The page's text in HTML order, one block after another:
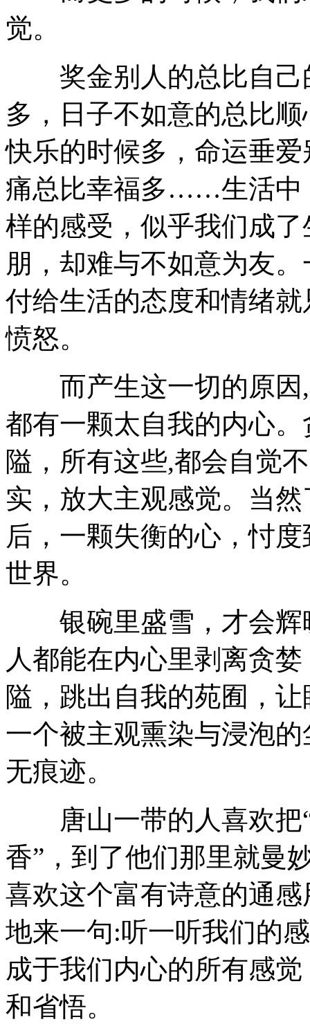
觉。
奖金别人的总比自己
多，日子不如意的总比
快乐的时候多，命运垂
痛总比幸福多……生活中
样的感受，似乎我们成
朋，却难与不如意为友
付给生活的态度和情绪
愤怒。
而产生这一切的原因,
都有一颗太自我的内心
隘，所有这些,都会自觉
实，放大主观感觉。当
后，一颗失衡的心，忖
世界。
银碗里盛雪，才会辉
人都能在内心里剥离贪
隘，跳出自我的苑囿，
一个被主观熏染与浸泡
无痕迹。
唐山一带的人喜欢把“
香”，到了他们那里就曼
喜欢这个富有诗意的通
地来一句:听一听我们的
成于我们内心的所有感
和省悟。